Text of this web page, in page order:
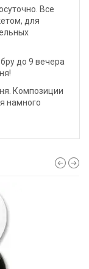
Все
для
до 9 вечера
Композиции
намного